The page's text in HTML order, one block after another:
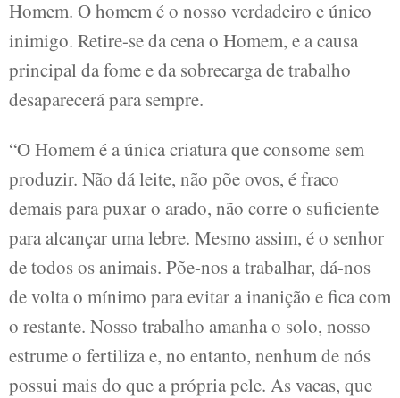
Homem. O homem é o nosso verdadeiro e único
inimigo. Retire-se da cena o Homem, e a causa
principal da fome e da sobrecarga de trabalho
desaparecerá para sempre.
“O Homem é a única criatura que consome sem
produzir. Não dá leite, não põe ovos, é fraco
demais para puxar o arado, não corre o suficiente
para alcançar uma lebre. Mesmo assim, é o senhor
de todos os animais. Põe-nos a trabalhar, dá-nos
de volta o mínimo para evitar a inanição e fica com
o restante. Nosso trabalho amanha o solo, nosso
estrume o fertiliza e, no entanto, nenhum de nós
possui mais do que a própria pele. As vacas, que